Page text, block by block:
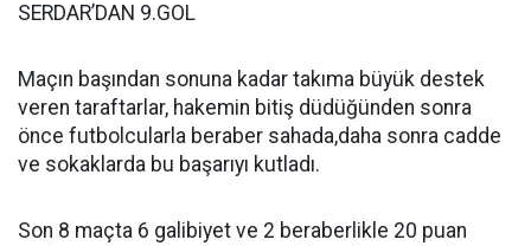
SERDAR’DAN 9.GOL
Maçın başından sonuna kadar takıma büyük destek
veren taraftarlar, hakemin bitiş düdüğünden sonra
önce futbolcularla beraber sahada,daha sonra cadde
ve sokaklarda bu başarıyı kutladı.
Son 8 maçta 6 galibiyet ve 2 beraberlikle 20 puan